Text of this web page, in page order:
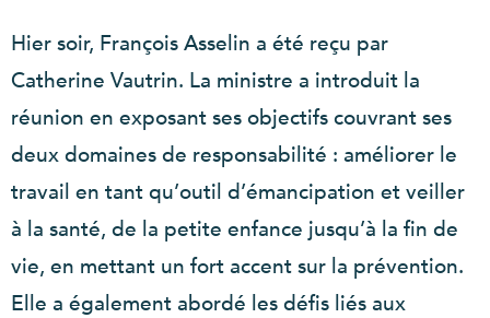
Hier soir, François Asselin a été reçu par
Catherine Vautrin. La ministre a introduit la
réunion en exposant ses objectifs couvrant ses
deux domaines de responsabilité : améliorer le
travail en tant qu’outil d’émancipation et veiller
à la santé, de la petite enfance jusqu’à la fin de
vie, en mettant un fort accent sur la prévention.
Elle a également abordé les défis liés aux